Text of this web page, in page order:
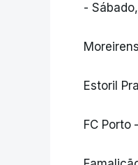
-
Estoril
FC Porto